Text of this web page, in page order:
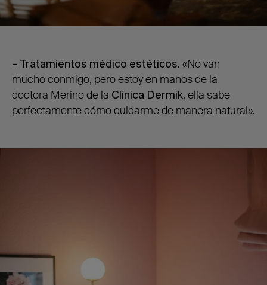
– Tratamientos médico estéticos. «No van
mucho conmigo, pero estoy en manos de la
doctora Merino de la Clínica Dermik, ella sabe
perfectamente cómo cuidarme de manera natural».